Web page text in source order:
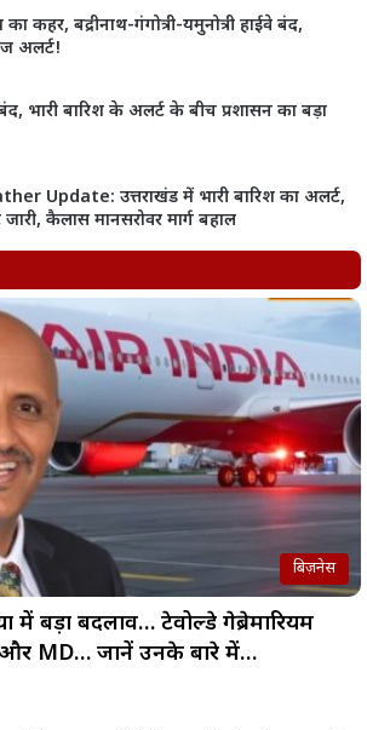
का कहर, बद्रीनाथ-गंगोत्री-यमुनोत्री हाईवे बंद,
अलर्ट!
भारी बारिश के अलर्ट के बीच प्रशासन का बड़ा
Update: उत्तराखंड में भारी बारिश का अलर्ट,
कैलास मानसरोवर मार्ग बहाल
बिज़नेस
में बड़ा बदलाव… टेवोल्डे गेब्रेमारियम
और MD… जानें उनके बारे में…